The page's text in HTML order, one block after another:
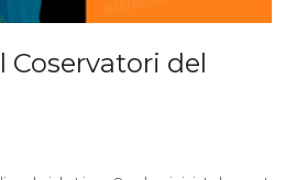
Coservatori del